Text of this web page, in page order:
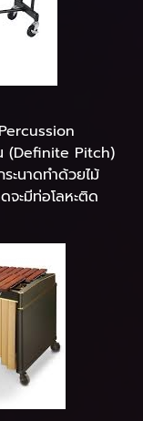
(Definite Pitch)
ะนาดทำด้วยไม้
จะมีท่อโลหะติด